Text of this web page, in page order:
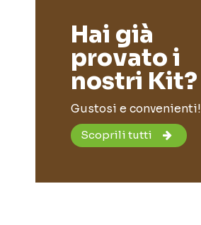
Hai già
provato i
nostri Kit?
Gustosi e convenienti!
Scoprili tutti